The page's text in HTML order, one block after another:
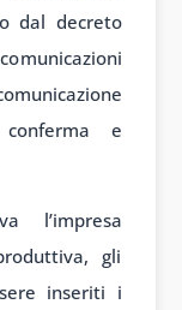
dal decreto
conferma e
l’impresa
gli
inseriti i